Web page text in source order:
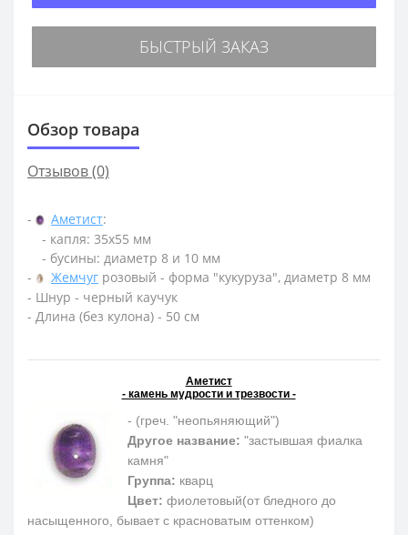
БЫСТРЫЙ ЗАКАЗ
Обзор товара
Отзывов (0)
- Аметист:
- капля: 35х55 мм
- бусины: диаметр 8 и 10 мм
-
Жемчуг розовый - форма "кукуруза", диаметр 8 мм
- Шнур - черный каучук
- Длина (без кулона) - 50 см
Аметист
- камень мудрости и трезвости -
- (греч. "неопьяняющий")
Другое название: "застывшая фиалка
камня"
Группа: кварц
Цвет: фиолетовый(от бледного до
насыщенного, бывает с красноватым оттенком)